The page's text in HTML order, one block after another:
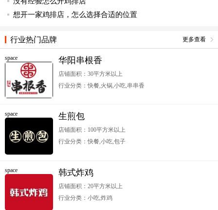
想开一家鸡排店，怎么选择合适的位置
行业热门品牌 更多查看
space 华阳串根香
店铺面积：30平方米以上
行业分类：快餐,火锅,小吃,串串香
space 生煎包
店铺面积：100平方米以上
行业分类：快餐,小吃,包子
space 韩式炸鸡
店铺面积：20平方米以上
行业分类：小吃,炸鸡